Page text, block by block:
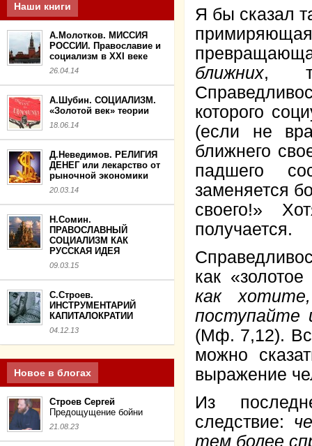
Наши книги
А.Молотков. МИССИЯ
РОССИИ. Православие и
социализм в XXI веке
26.04.14
А.Шубин. СОЦИАЛИЗМ.
«Золотой век» теории
18.06.14
Д.Неведимов. РЕЛИГИЯ
ДЕНЕГ или лекарство от
рыночной экономики
20.03.14
Н.Сомин.
ПРАВОСЛАВНЫЙ
СОЦИАЛИЗМ КАК
РУССКАЯ ИДЕЯ
09.03.15
С.Строев.
ИНСТРУМЕНТАРИЙ
КАПИТАЛОКРАТИИ
04.12.13
Новое в блогах
Строев Сергей
Предощущение бойни
21.08.23
Я бы сказал
ближних,
которого
(если не
ближнего
падшего
заменяется
своего!»
получается.
как
как
поступайте
(Мф. 7,12).
можно
выражение
Из
следствие:
тем более